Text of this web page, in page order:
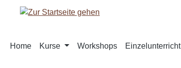
Hauptinhalt springen
Zur Suche springen
Zur Hauptnavigation springen
Home Kurse Workshops Einzelunterricht